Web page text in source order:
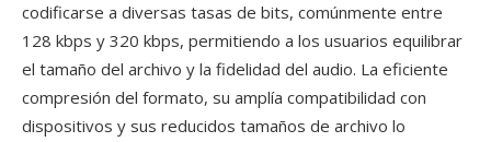
codificarse a diversas tasas de bits, comúnmente entre
128 kbps y 320 kbps, permitiendo a los usuarios equilibrar
el tamaño del archivo y la fidelidad del audio. La eficiente
compresión del formato, su amplía compatibilidad con
dispositivos y sus reducidos tamaños de archivo lo